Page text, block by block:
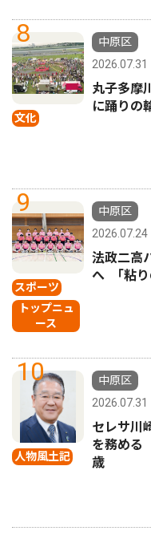
8
文化
中原区
2026.07.31
丸子多摩
に踊りの
9
スポーツ
トップニュ
ース
中原区
2026.07.24
法政二高
へ ｢粘り
10
人物風土記
中原区
2026.07.31
セレサ川
を務め
歳